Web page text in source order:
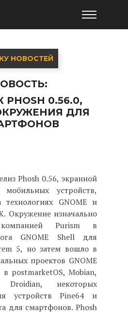
НОВОСТЕЙ
0.56.0,
ДЛЯ
Phosh 0.56, экранной
устройств,
технологиях GNOME и
Окружение изначально
компанией Purism в
GNOME Shell для
5, но затем вошло в
проектов GNOME
в postmarketOS, Mobian,
некоторых
устройств Pine64 и
для смартфонов. Phosh